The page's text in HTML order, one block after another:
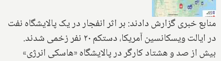
منابع خبری گزارش دادند: بر اثر انفجار در یک پالایشگاه نفت
در ایالت ویسکانسین آمریکا، دستکم ۲۰ نفر زخمی شدند
.
بیش از صد و هشتاد کارگر در پالایشگاه «هاسکی انرژی»